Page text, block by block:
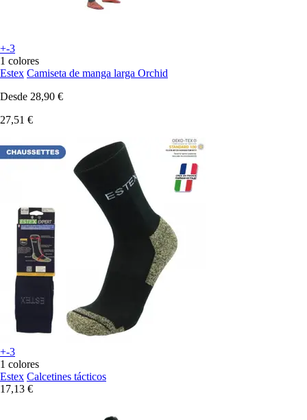
+-3
1 colores
Estex Camiseta de manga larga Orchid
Desde 28,90 €
27,51 €
+-3
1 colores
Estex Calcetines tácticos
17,13 €